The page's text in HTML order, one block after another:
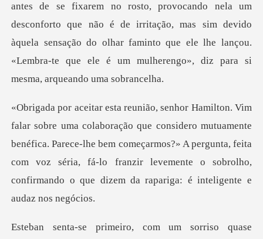
antes de se fixarem no rosto, provocando nela um
desconforto que não é de irritação,
ro mutuamente
benéfica. Parece-lhe bem começarmos?» A pergunta, feita
com voz séria, fá-lo franz
uase